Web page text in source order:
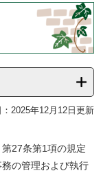
2025年12月12日更新
27条第1項の規定
の管理および執行